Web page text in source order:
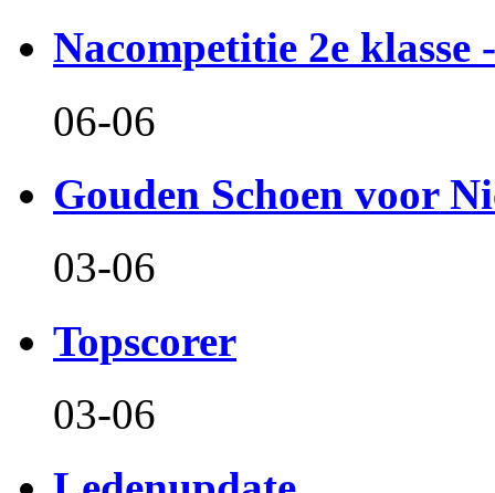
Nacompetitie 2e klasse
06-06
Gouden Schoen voor
03-06
Topscorer
03-06